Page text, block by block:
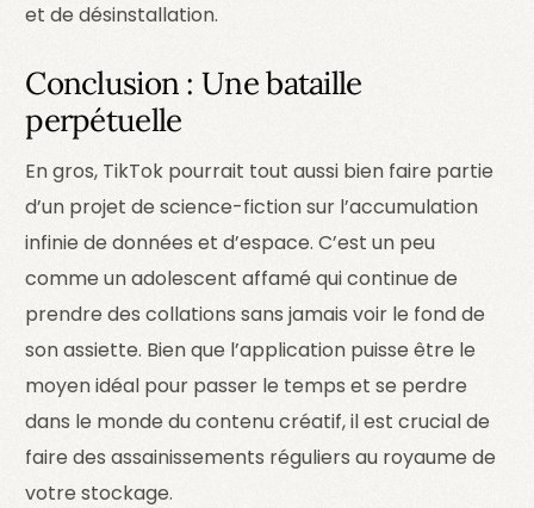
et de désinstallation.
Conclusion : Une bataille
perpétuelle
En gros, TikTok pourrait tout aussi bien faire partie
d’un projet de science-fiction sur l’accumulation
infinie de données et d’espace. C’est un peu
comme un adolescent affamé qui continue de
prendre des collations sans jamais voir le fond de
son assiette. Bien que l’application puisse être le
moyen idéal pour passer le temps et se perdre
dans le monde du contenu créatif, il est crucial de
faire des assainissements réguliers au royaume de
votre stockage.